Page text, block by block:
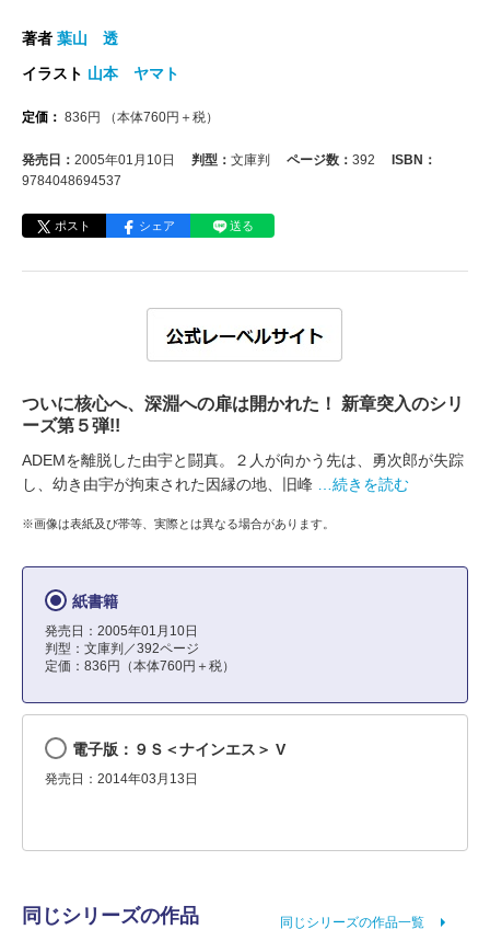
著者 葉山 透
イラスト 山本 ヤマト
定価： 836 円 （本体760円＋税）
発売日： 2005年01月10日 判型： 文庫判 ページ数： 392
ISBN：
9784048694537
ポスト シェア 送る
ついに核心へ、深淵への扉は開かれた！ 新章突入のシリ
ーズ第５弾!!
ADEMを離脱した由宇と闘真。２人が向かう先は、勇次郎が失踪
し、幼き由宇が拘束された因縁の地、旧峰
…続きを読む
※画像は表紙及び帯等、実際とは異なる場合があります。
紙書籍
発売日：2005年01月10日
判型：文庫判／392ページ
定価：836円（本体760円＋税）
電子版：９Ｓ＜ナインエス＞ V
発売日：2014年03月13日
同じシリーズの作品 同じシリーズの作品一覧